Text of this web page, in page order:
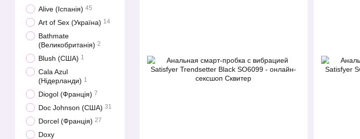
Alive (Іспанія) 45
Art of Sex (Україна) 14
Bathmate
(Великобританія) 2
Blush (США) 1
Cala Azul
(Нідерланди) 1
Diogol (Франція) 7
Doc Johnson (США) 31
Dorcel (Франція) 27
Doxy